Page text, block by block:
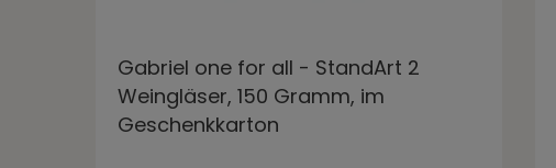
Gabriel one for all - StandArt 2
Weingläser, 150 Gramm, im
Geschenkkarton